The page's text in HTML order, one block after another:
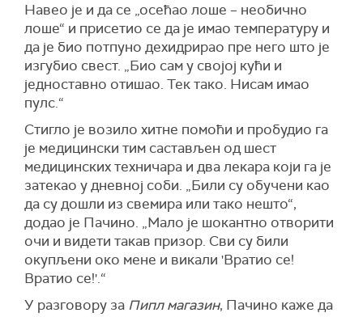
Навео је и да се „осећао лоше – необично
лоше“ и присетио се да је имао температуру и
да је био потпуно дехидрирао пре него што је
изгубио свест. „Био сам у својој кући и
једноставно отишао. Тек тако. Нисам имао
пулс.“
Стигло је возило хитне помоћи и пробудио га
је медицински тим састављен од шест
медицинских техничара и два лекара који га је
затекао у дневној соби. „Били су обучени као
да су дошли из свемира или тако нешто“,
додао је Пачино. „Мало је шокантно отворити
очи и видети такав призор. Сви су били
окупљени око мене и викали 'Вратио се!
Вратио се!'.“
У разговору за Пипл магазин, Пачино каже да